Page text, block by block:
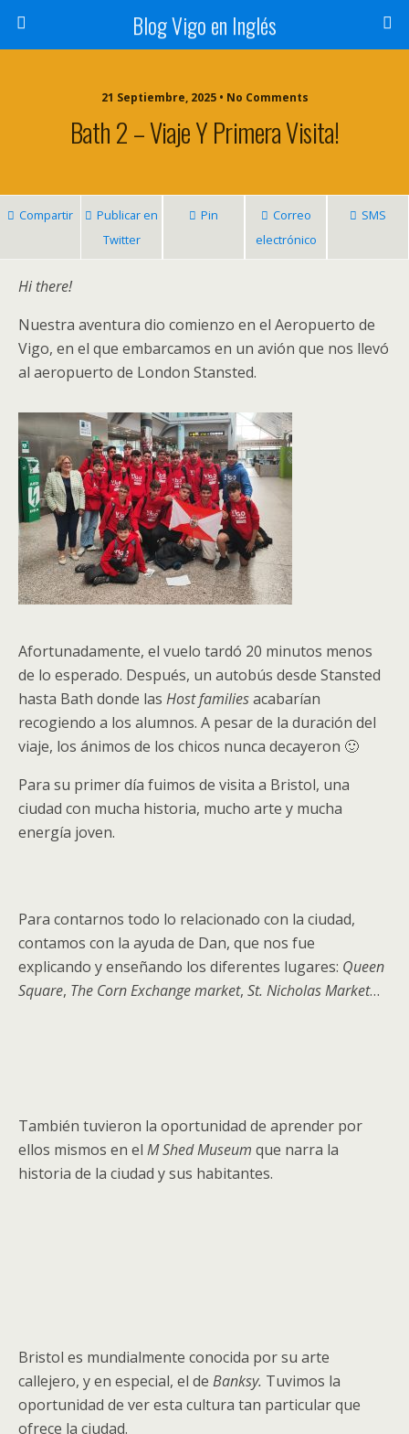
Blog Vigo en Inglés
21 Septiembre, 2025 • No Comments
Bath 2 – Viaje Y Primera Visita!
Compartir
Publicar en
Twitter
Pin
Correo
electrónico
SMS
Hi there!
Nuestra aventura dio comienzo en el Aeropuerto de
Vigo, en el que embarcamos en un avión que nos llevó
al aeropuerto de London Stansted.
Afortunadamente, el vuelo tardó 20 minutos menos
de lo esperado. Después, un autobús desde Stansted
hasta Bath donde las Host familiesacabarían
recogiendo a los alumnos. A pesar de la duración del
viaje, los ánimos de los chicos nunca decayeron 🙂
Para su primer día fuimos de visita a Bristol, una
ciudad con mucha historia, mucho arte y mucha
energía joven.
Para contarnos todo lo relacionado con la ciudad,
contamos con la ayuda de Dan, que nos fue
explicando y enseñando los diferentes lugares: Queen
Square, The Corn Exchange market, St. Nicholas Market…
También tuvieron la oportunidad de aprender por
ellos mismos en el M Shed Museum que narra la
historia de la ciudad y sus habitantes.
Bristol es mundialmente conocida por su arte
callejero, y en especial, el de Banksy. Tuvimos la
oportunidad de ver esta cultura tan particular que
ofrece la ciudad.